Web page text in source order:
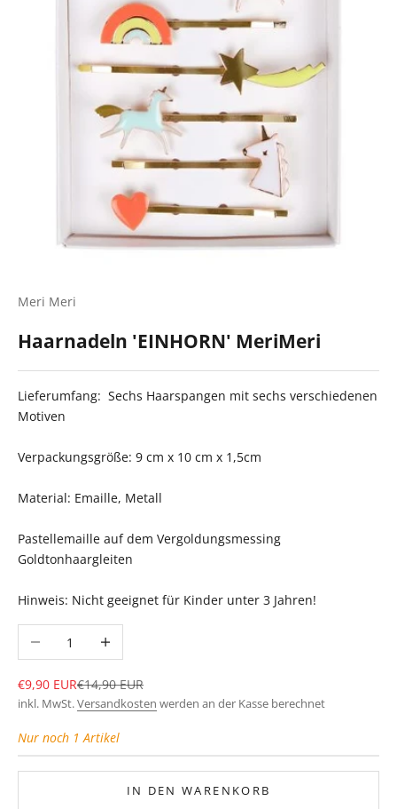
Meri Meri
Haarnadeln 'EINHORN' MeriMeri
Lieferumfang: Sechs Haarspangen mit sechs verschiedenen
Motiven
Verpackungsgröße: 9 cm x 10 cm x 1,5cm
Material: Emaille, Metall
Pastellemaille auf dem Vergoldungsmessing
Goldtonhaargleiten
Hinweis: Nicht geeignet für Kinder unter 3 Jahren!
Anzahl verringernAnzahl erhöhen
Angebot
€9,90 EURRegulärer Preis
€14,90 EUR
inkl. MwSt.Versandkosten werden an der Kasse berechnet
Nur noch 1 Artikel
IN DEN WARENKORB